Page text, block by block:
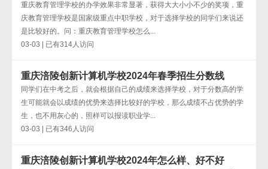
重庆教育管理学校的办学效果非常显著，获得大大小小不少的奖项，重
庆教育管理学校是国家级重点中职学校，对于选择学校的同学们来说还
是比较好的。问：重庆教育管理学校怎么...
03-03 | 已有314人访问
重庆涪陵创新计算机学校2024年春季招生分数线
同学们在中考之后，就会根据自己的成绩来选择学校，对于分数高的学
生可能就会以成绩的优势来选择比较好的学校，那么成绩不占优势的学
生，也不用灰心的，照样可以报读职业学...
03-03 | 已有346人访问
重庆涪陵创新计算机学校2024年怎么样、好不好